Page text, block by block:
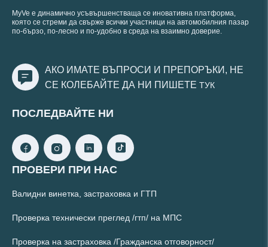
MyVe е динамично усъвършенстваща се иновативна платформа,
която се стреми да свърже всички участници на автомобилния пазар
по-бързо, по-лесно и по-удобно в среда на взаимно доверие.
АКО ИМАТЕ ВЪПРОСИ И ПРЕПОРЪКИ, НЕ
СЕ КОЛЕБАЙТЕ ДА НИ ПИШЕТЕ ТУК
ПОСЛЕДВАЙТЕ НИ
ПРОВЕРИ ПРИ НАС
Валидни винетка, застраховка и ГТП
Проверка технически преглед /гтп/ на МПС
Проверка на застраховка /Гражданска отговорност/